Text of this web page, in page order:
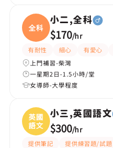
全科
小二,全科
$170/hr
有耐性 細心 有愛心
上門補習-柴灣
一星期2日-1.5小時/堂
女導師-大學程度
英國
語文
小三,英國語文
$300/hr
提供筆記 提供練習題/試題